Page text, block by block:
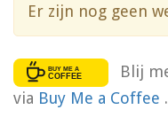
Er zijn nog geen
Blij
via Buy Me a Coffee .